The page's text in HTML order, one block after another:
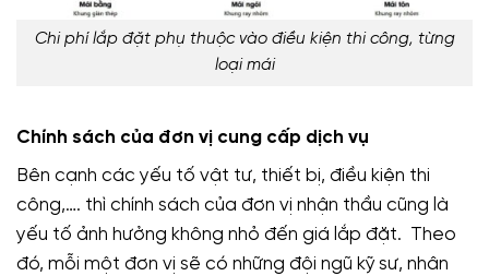
Chi phí lắp đặt phụ thuộc vào điều kiện thi công, từng
loại mái
Chính sách của đơn vị cung cấp dịch vụ
Bên cạnh các yếu tố vật tư, thiết bị, điều kiện thi
công,…. thì chính sách của đơn vị nhận thầu cũng là
yếu tố ảnh hưởng không nhỏ đến giá lắp đặt. Theo
đó, mỗi một đơn vị sẽ có những đội ngũ kỹ sư, nhân